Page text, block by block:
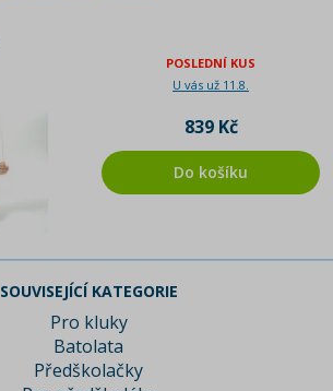
POSLEDNÍ KUS
U vás už 11.8.
839 Kč
Do košíku
SOUVISEJÍCÍ KATEGORIE
Pro kluky
Batolata
Předškolačky